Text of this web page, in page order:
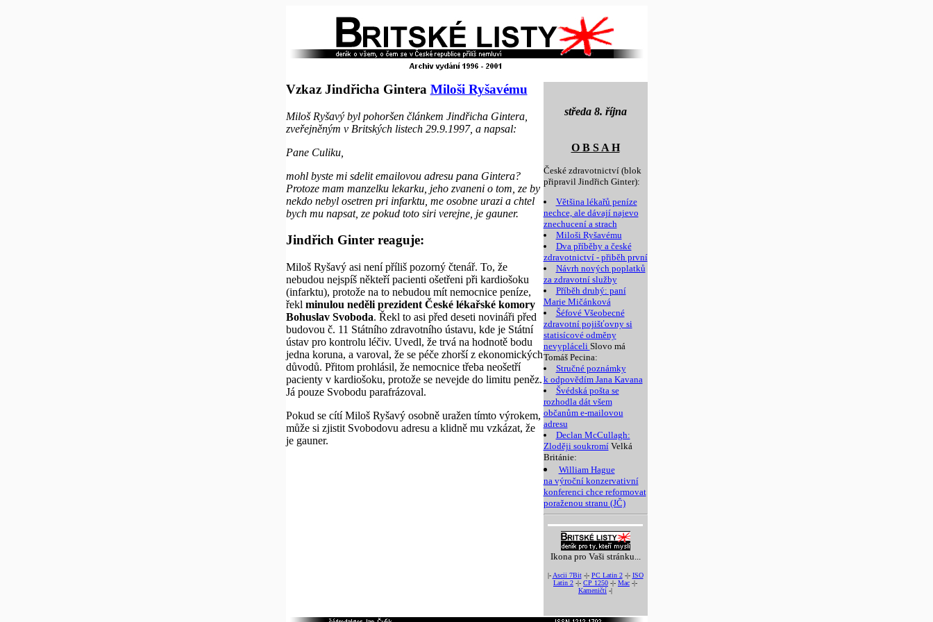
středa 8. října
O B S A H
České zdravotnictví (blok
připravil Jindřich Ginter):
Většina lékařů peníze
nechce, ale dávají najevo
znechucení a strach
Miloši Ryšavému
Dva příběhy a české
zdravotnictví - přiběh první
Návrh nových poplatků
za zdravotní služby
Příběh druhý: paní
Marie Mičánková
Šéfové Všeobecné
zdravotní pojišťovny si
statisícové odměny
nevypláceli Slovo má
Tomáš Pecina:
Stručné poznámky
k odpovědím Jana Kavana
Švédská pošta se
rozhodla dát všem
občanům e-mailovou
adresu
Declan McCullagh:
Zloději soukromíVelká
Británie:
William Hague
na výroční konzervativní
konferenci chce reformovat
poraženou stranu (JČ)
Ikona pro Vaši stránku...
|- Ascii 7Bit-|- PC Latin 2-|- ISO
Latin 2 -|- CP 1250 -|- Mac -|-
Kameničtí -|
Vzkaz Jindřicha Gintera Miloši Ryšavému
Miloš Ryšavý byl pohoršen článkem Jindřicha Gintera,
zveřejněným v Britských listech 29.9.1997, a napsal:
Pane Culiku,
mohl byste mi sdelit emailovou adresu pana Gintera?
Protoze mam manzelku lekarku, jeho zvaneni o tom, ze by
nekdo nebyl osetren pri infarktu, me osobne urazi a chtel
bych mu napsat, ze pokud toto siri verejne, je gauner.
Jindřich Ginter reaguje:
Miloš Ryšavý asi není příliš pozorný čtenář. To, že
nebudou nejspíš někteří pacienti ošetřeni při kardiošoku
(infarktu), protože na to nebudou mít nemocnice peníze,
řekl minulou neděli prezident České lékařské komory
Bohuslav Svoboda. Řekl to asi před deseti novináři před
budovou č. 11 Státního zdravotního ústavu, kde je Státní
ústav pro kontrolu léčiv. Uvedl, že trvá na hodnotě bodu
jedna koruna, a varoval, že se péče zhorší z ekonomických
důvodů. Přitom prohlásil, že nemocnice třeba neošetří
pacienty v kardiošoku, protože se nevejde do limitu peněz.
Já pouze Svobodu parafrázoval.
Pokud se cítí Miloš Ryšavý osobně uražen tímto výrokem,
může si zjistit Svobodovu adresu a klidně mu vzkázat, že
je gauner.